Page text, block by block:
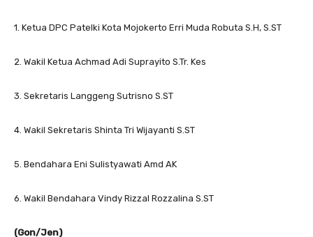
1. Ketua DPC Patelki Kota Mojokerto Erri Muda Robuta S.H, S.ST
2. Wakil Ketua Achmad Adi Suprayito S.Tr. Kes
3. Sekretaris Langgeng Sutrisno S.ST
4. Wakil Sekretaris Shinta Tri Wijayanti S.ST
5. Bendahara Eni Sulistyawati Amd AK
6. Wakil Bendahara Vindy Rizzal Rozzalina S.ST
(Gon/Jen)